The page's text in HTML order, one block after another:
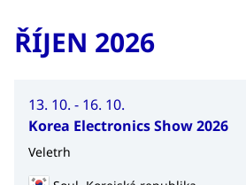
ŘÍJEN 2026
13. 10. - 16. 10.
Korea Electronics Show 2026
Veletrh